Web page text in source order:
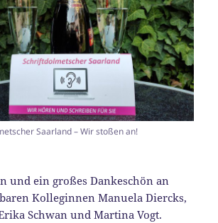
Saarland – Wir stoßen an!
und ein großes Dankeschön an
Kolleginnen Manuela Diercks,
Schwan und Martina Vogt.